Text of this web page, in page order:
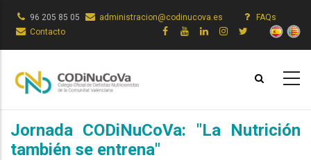
96 205 85 05 administracion@codinucova.es
FAQs
Contacto
Jornada CODiNuCoVa: "La Nutrición
también se entrena"